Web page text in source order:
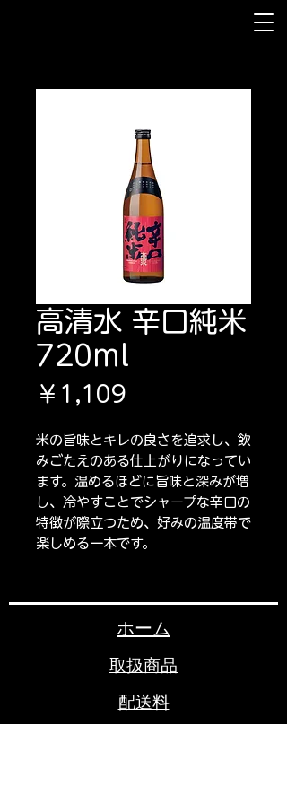
高清水 辛口純米
720ml
￥1,109
米の旨味とキレの良さを追求し、飲
みごたえのある仕上がりになってい
ます。温めるほどに旨味と深みが増
し、冷やすことでシャープな辛口の
特徴が際立つため、好みの温度帯で
楽しめる一本です。
ホーム
取扱商品
配送料